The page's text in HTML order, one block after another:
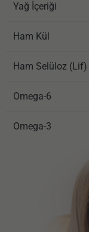
Yağ İçeriği
Ham Kül
Ham Selüloz (Lif)
Omega-6
Omega-3